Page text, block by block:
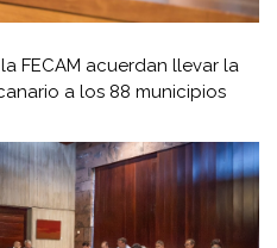
FECAM acuerdan llevar la
a los 88 municipios